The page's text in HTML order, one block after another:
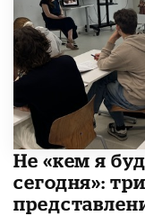
Не «кем я
сегодня»: